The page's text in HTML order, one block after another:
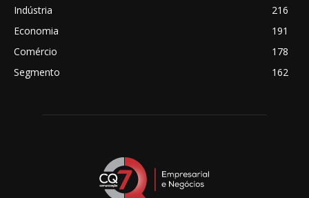
Indústria
216
Economia
191
Comércio
178
Segmento
162